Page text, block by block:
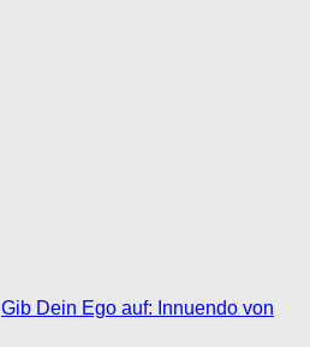
Gib Dein Ego auf: Innuendo von